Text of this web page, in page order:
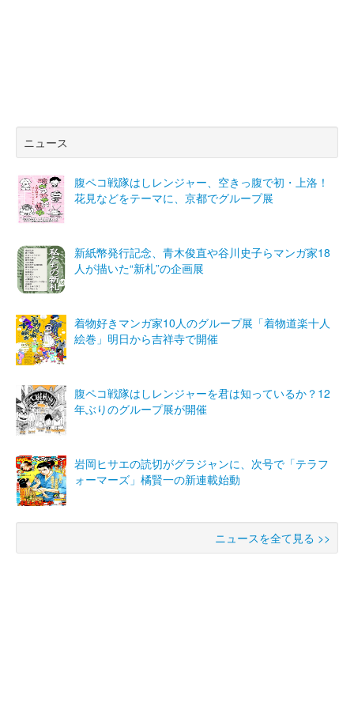
ニュース
腹ペコ戦隊はしレンジャー、空きっ腹で初・上洛！
花見などをテーマに、京都でグループ展
新紙幣発行記念、青木俊直や谷川史子らマンガ家18
人が描いた“新札”の企画展
着物好きマンガ家10人のグループ展「着物道楽十人
絵巻」明日から吉祥寺で開催
腹ペコ戦隊はしレンジャーを君は知っているか？12
年ぶりのグループ展が開催
岩岡ヒサエの読切がグラジャンに、次号で「テラフ
ォーマーズ」橘賢一の新連載始動
ニュースを全て見る >>